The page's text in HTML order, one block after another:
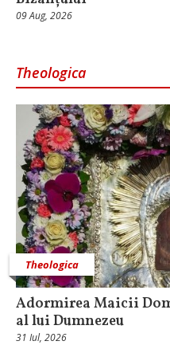
09 Aug, 2026
Theologica
Theologica
Adormirea Maicii
al lui Dumnezeu
31 Iul, 2026